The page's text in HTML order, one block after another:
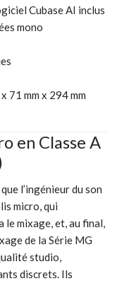
Cubase AI inclus
mono
71 mm x 294 mm
en Classe A
l’ingénieur du son
micro, qui
mixage, et, au final,
de la Série MG
studio,
discrets. Ils